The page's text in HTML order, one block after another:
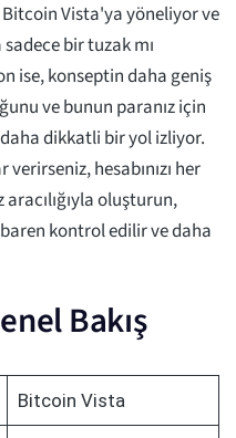
Vista'ya yöneliyor ve
bir tuzak mı
ise, konseptin daha geniş
ve bunun paranız için
dikkatli bir yol izliyor.
hesabınızı her
oluşturun,
kontrol edilir ve daha
Bakış
Bitcoin Vista